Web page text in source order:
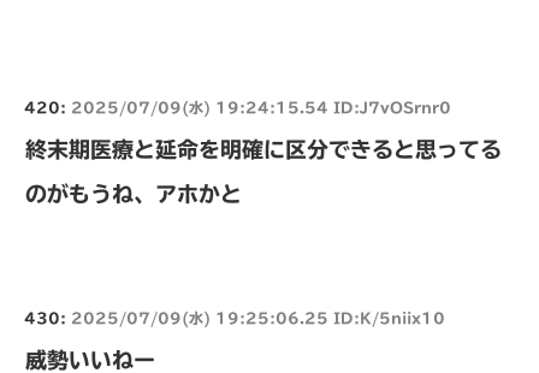
420: 2025/07/09(水) 19:24:15.54 ID:J7vOSrnr0
終末期医療と延命を明確に区分できると思ってる
のがもうね、アホかと
430: 2025/07/09(水) 19:25:06.25 ID:K/5niix10
威勢いいねー